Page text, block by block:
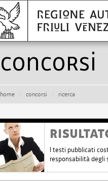
Concorsi
home concorsi ricerca
I testi pubblicati
responsabilità degli